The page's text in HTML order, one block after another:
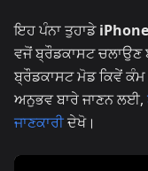
ਇਹ ਪੰਨਾ ਤੁਹਾਡੇ
ਵਜੋਂ ਬ੍ਰੌਡਕਾਸਟ ਚਲਾਉਣ
ਬ੍ਰੌਡਕਾਸਟ ਮੋਡ ਕਿਵੇਂ
ਅਨੁਭਵ ਬਾਰੇ ਜਾਣਨ ਲਈ,
ਜਾਣਕਾਰੀਦੇਖੋ।